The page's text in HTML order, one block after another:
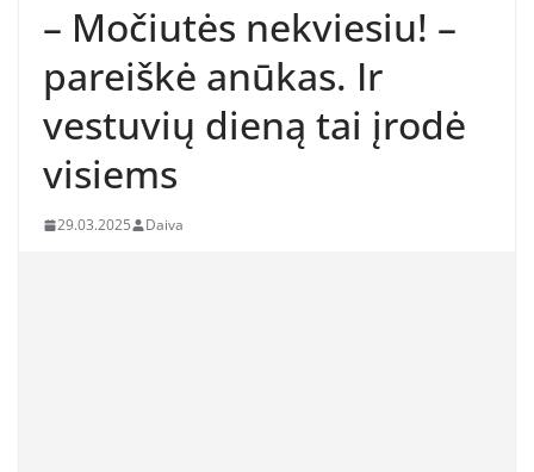
– Močiutės nekviesiu! –
pareiškė anūkas. Ir
vestuvių dieną tai įrodė
visiems
29.03.2025 Daiva